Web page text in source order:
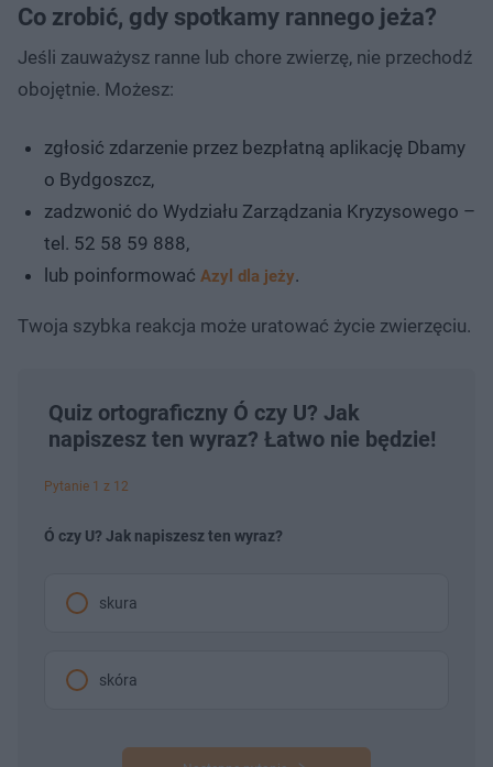
Co zrobić, gdy spotkamy rannego jeża?
Jeśli zauważysz ranne lub chore zwierzę, nie przechodź
obojętnie. Możesz:
zgłosić zdarzenie przez bezpłatną aplikację Dbamy
o Bydgoszcz,
zadzwonić do Wydziału Zarządzania Kryzysowego –
tel. 52 58 59 888,
lub poinformować Azyl dla jeży.
Twoja szybka reakcja może uratować życie zwierzęciu.
Quiz ortograficzny Ó czy U? Jak
napiszesz ten wyraz? Łatwo nie będzie!
Pytanie 1 z 12
Ó czy U? Jak napiszesz ten wyraz?
skura
skóra